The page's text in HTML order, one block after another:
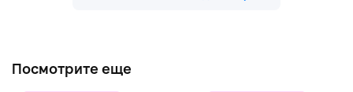
Посмотрите еще